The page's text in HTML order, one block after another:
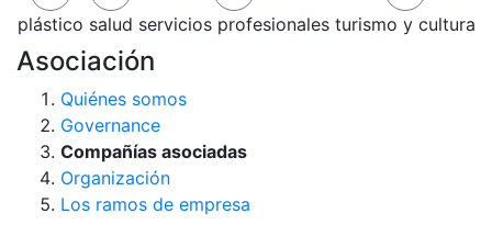
plástico salud servicios profesionales turismo y cultura
Asociación
Quiénes somos
Governance
Compañías asociadas
Organización
Los ramos de empresa